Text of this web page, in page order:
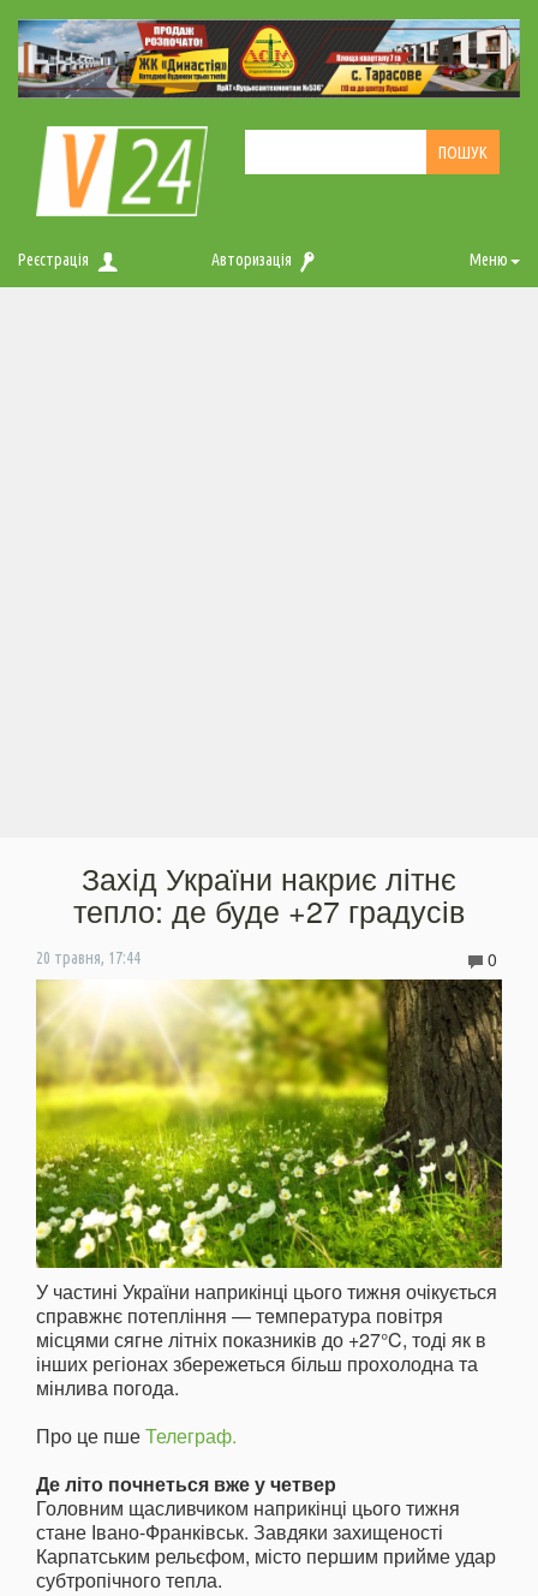
Реєстрація Авторизація Меню
Захід України накриє літнє
тепло: де буде +27 градусів
20 травня, 17:44 0
У частині України наприкінці цього тижня очікується
справжнє потепління — температура повітря
місцями сягне літніх показників до +27°C, тоді як в
інших регіонах збережеться більш прохолодна та
мінлива погода.
Про це пшеТелеграф.
Де літо почнеться вже у четвер
Головним щасливчиком наприкінці цього тижня
стане Івано-Франківськ. Завдяки захищеності
Карпатським рельєфом, місто першим прийме удар
субтропічного тепла.